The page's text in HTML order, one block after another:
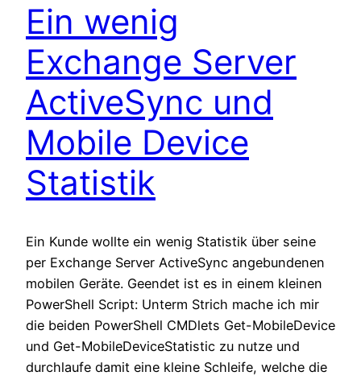
Ein wenig
Exchange Server
ActiveSync und
Mobile Device
Statistik
Ein Kunde wollte ein wenig Statistik über seine
per Exchange Server ActiveSync angebundenen
mobilen Geräte. Geendet ist es in einem kleinen
PowerShell Script: Unterm Strich mache ich mir
die beiden PowerShell CMDlets Get-MobileDevice
und Get-MobileDeviceStatistic zu nutze und
durchlaufe damit eine kleine Schleife, welche die